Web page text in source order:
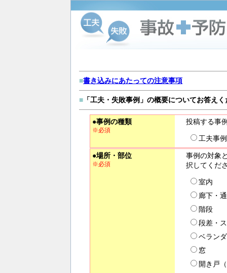
■書き込みにあたっての注意事項
■ 「工夫・失敗事例」の概要についてお答え
●事例の種類
※必須
投稿する事
工夫事例
●場所・部位
※必須
事例の対象
択してくだ
室内
廊下・
階段
段差・
ベラン
窓
開き戸